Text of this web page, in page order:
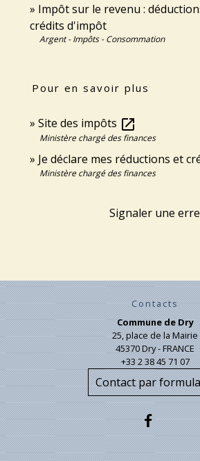
Impôt sur le revenu :
crédits d'impôt
Argent - Impôts - Consommation
Pour en savoir plus
Site des impôts open_in_new
Ministère chargé des finances
Je déclare mes réductions et
Ministère chargé des finances
Signaler une
Contacts
Commune de Dry
25, place de la Mairie
45370 Dry - FRANCE
+33 2 38 45 71 07
Contact par